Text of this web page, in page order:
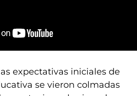
expectativas iniciales de
se vieron colmadas